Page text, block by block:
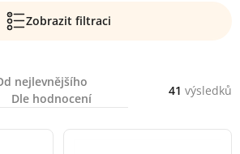
Zobrazit filtraci
nejlevnějšího
Dle hodnocení
41 výsledků